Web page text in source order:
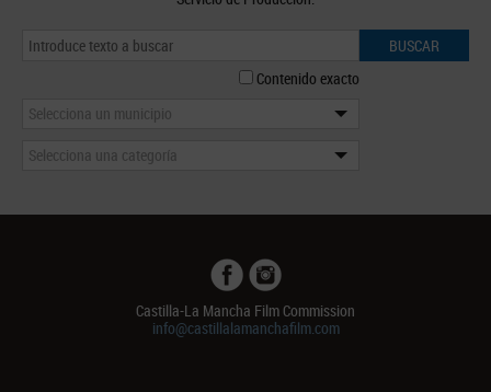
BUSCAR
Contenido exacto
Selecciona un municipio
Selecciona una categoría
Castilla-La Mancha Film Commission
info@castillalamanchafilm.com